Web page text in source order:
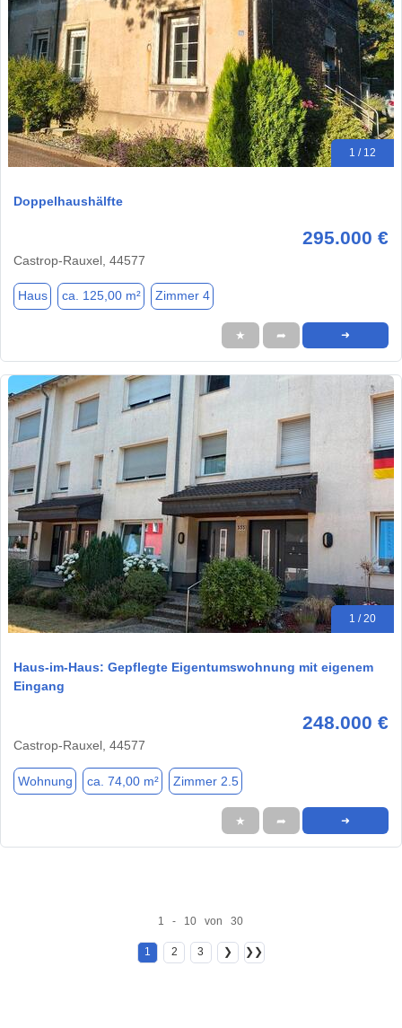
1 / 12
Doppelhaushälfte
295.000 €
Castrop-Rauxel, 44577
Haus ca. 125,00 m² Zimmer 4
★ ➦ ➜
1 / 20
Haus-im-Haus: Gepflegte Eigentumswohnung mit eigenem
Eingang
248.000 €
Castrop-Rauxel, 44577
Wohnung ca. 74,00 m² Zimmer 2.5
★ ➦ ➜
1 - 10 von 30
1 2 3 ❯ ❯❯